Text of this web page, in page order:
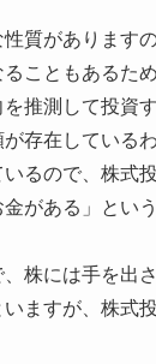
質があります
こともあるため
推測して投資
存在しているわ
るので、株式
がある」とい
株には手を出
ますが、株式